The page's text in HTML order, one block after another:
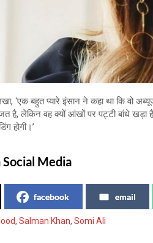
‘एक बहुत प्यारे इंसान ने कहा था कि वो
है, लेकिन वह क्यों आंखों पर पट्टी बांधे खड़ा
होगी।’
Social Media
facebook email
, Salman Khan, Somi Ali